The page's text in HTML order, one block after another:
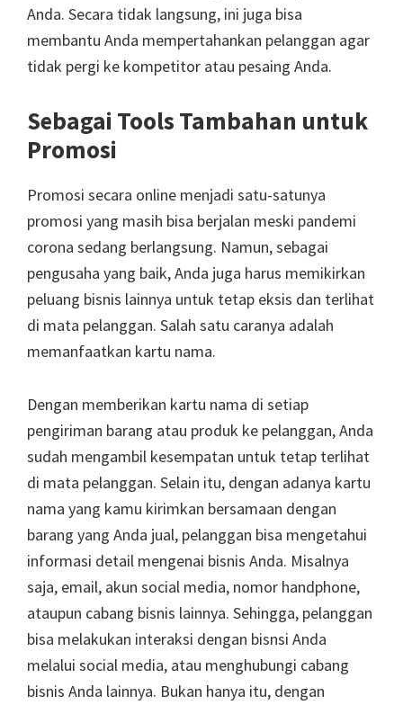
Anda. Secara tidak langsung, ini juga bisa
membantu Anda mempertahankan pelanggan agar
tidak pergi ke kompetitor atau pesaing Anda.
Sebagai Tools Tambahan untuk
Promosi
Promosi secara online menjadi satu-satunya
promosi yang masih bisa berjalan meski pandemi
corona sedang berlangsung. Namun, sebagai
pengusaha yang baik, Anda juga harus memikirkan
peluang bisnis lainnya untuk tetap eksis dan terlihat
di mata pelanggan. Salah satu caranya adalah
memanfaatkan kartu nama.
Dengan memberikan kartu nama di setiap
pengiriman barang atau produk ke pelanggan, Anda
sudah mengambil kesempatan untuk tetap terlihat
di mata pelanggan. Selain itu, dengan adanya kartu
nama yang kamu kirimkan bersamaan dengan
barang yang Anda jual, pelanggan bisa mengetahui
informasi detail mengenai bisnis Anda. Misalnya
saja, email, akun social media, nomor handphone,
ataupun cabang bisnis lainnya. Sehingga, pelanggan
bisa melakukan interaksi dengan bisnsi Anda
melalui social media, atau menghubungi cabang
bisnis Anda lainnya. Bukan hanya itu, dengan